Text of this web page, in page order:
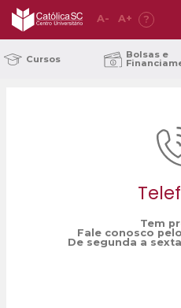
A- A+ ?
Cursos Bolsas e
Tem
Fale conosco
De segunda a